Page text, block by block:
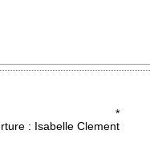
Valérie Durif p. 25
*
: Isabelle Clement